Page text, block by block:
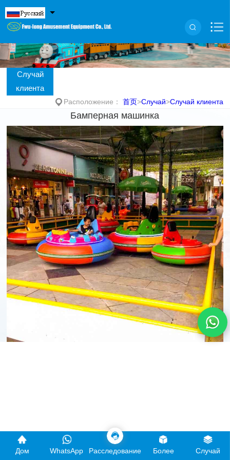
Случай
клиента
Расположение：
首页>Случай>Случай клиента
Бамперная машинка
Дом WhatsApp Расследование Более Случай